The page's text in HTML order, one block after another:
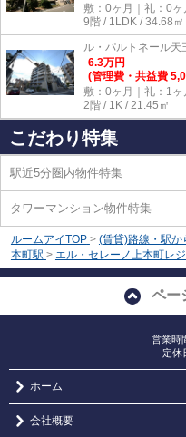
敷：0ヶ月｜礼：0ヶ
9階 / 1LDK / 34.68㎡
ル・パルトネール天
6.3万円
(管理費・共益費
敷：0ヶ月｜礼：1ヶ
2階 / 1K / 21.45㎡
こだわり特集
駅近5分圏内物件特集
タワーマンション物件特集
ルームアイTOP > (賃貸)路線・駅か
本町駅 > エル・セレーノ上本町レ
ペー
営業時
定休
ホーム
会社概要